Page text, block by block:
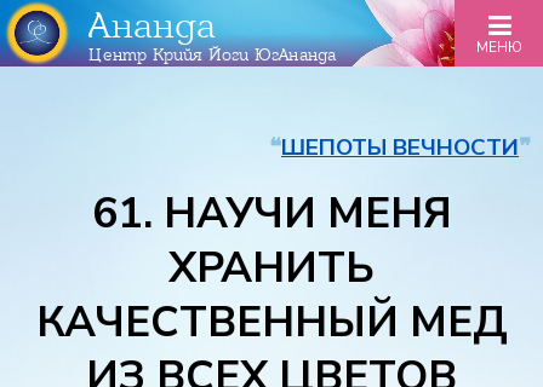
Ананда
Центр Крийя Йоги ЮгАнанда МЕНЮ
❝ШЕПОТЫ ВЕЧНОСТИ❞
61. НАУЧИ МЕНЯ
ХРАНИТЬ
КАЧЕСТВЕННЫЙ МЕД